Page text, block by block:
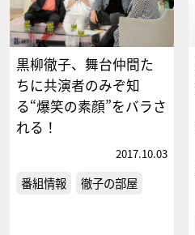
黒柳徹子、舞台仲間た
ちに共演者のみぞ知
る“爆笑の素顔”をバラさ
れる！
2017.10.03
番組情報 徹子の部屋